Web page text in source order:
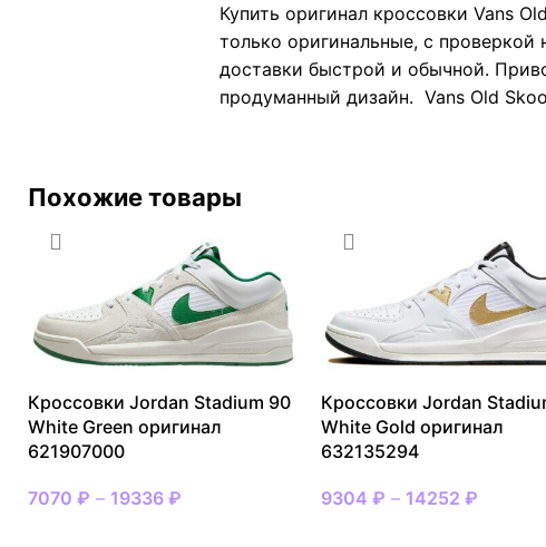
Купить оригинал кроссовки Vans
только оригинальные, с
доставки быстрой и обычной.
продуманный дизайн. Vans Old
Похожие товары
Кроссовки Jordan Stadium 90
White Green оригинал
621907000
7070 ₽ – 19336 ₽
Кроссовки Jordan
White Gold оригинал
632135294
9304 ₽ – 14252 ₽